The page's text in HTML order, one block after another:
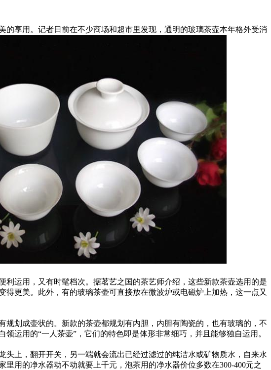
享用。记者日前在不少商场和超市里发现，通明的玻璃茶壶本年格外受消
运用，又有时髦档次。据茗艺之国的茶艺师介绍，这些新款茶壶选用的是
更美。此外，有的玻璃茶壶可直接放在微波炉或电磁炉上加热，这一点又
划成壶状的。新款的茶壶都规划有内胆，内胆有陶瓷的，也有玻璃的，不
运用的“一人茶壶”，它们的特色即是体形非常细巧，并且能够独自运用。
上，翻开开关，另一端就会流出已经过滤过的纯洁水或矿物质水，自来水
用的净水器动不动就要上千元，泡茶用的净水器价位多数在300-400元之